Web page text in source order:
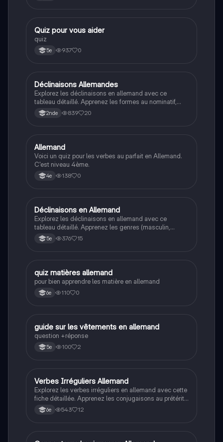
QAllemand
Quiz pour vous aider
quiz
5e 937 0
Allemand
Déclinaisons Allemandes
Explorez les déclinaisons en allemand avec ce
tableau détaillé. Apprenez les formes au nominatif,
accusatif, datif et génitif pour le masculin, féminin,
neutre et pluriel. Idéal pour les étudiants en grammaire
2nde 839 20
AAllemand
Allemand
Voici un quiz pour les verbes au parfait en Allemand.
C'est niveau 4ème.
4e 138 0
Allemand
Déclinaisons en Allemand
Explorez les déclinaisons en allemand avec ce
tableau détaillé. Apprenez les genres (masculin,
féminin, neutre) et les cas (nominatif, accusatif, datif,
génitif) pour les articles et les noms. Idéal pour les
5e 376 15
QAllemand
quiz matières allemand
pour bien apprendre les matière en allemand
6e 110 0
GAllemand
guide sur les vêtements en allemand
question +réponse
5e 100 2
Allemand
Verbes Irréguliers Allemand
Explorez les verbes irréguliers en allemand avec cette
fiche détaillée. Apprenez les conjugaisons au prétérit
et au parfait, ainsi que les formes infinitives des
verbes forts et faibles. Idéal pour les étudiants
6e 543 12